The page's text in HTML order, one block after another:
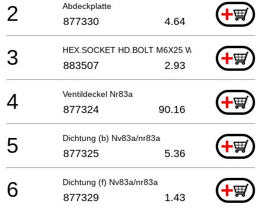
Abdeckplatte +
2 877330 4.64
HEX.SOCKET HD.BOLT M6X25 W/WASHER
+
3 883507 2.93
Ventildeckel Nr83a +
4 877324 90.16
Dichtung (b) Nv83a/nr83a +
5 877325 5.36
Dichtung (f) Nv83a/nr83a +
6 877329 1.43